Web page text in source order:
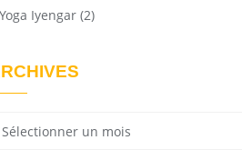
Yoga Iyengar (2)